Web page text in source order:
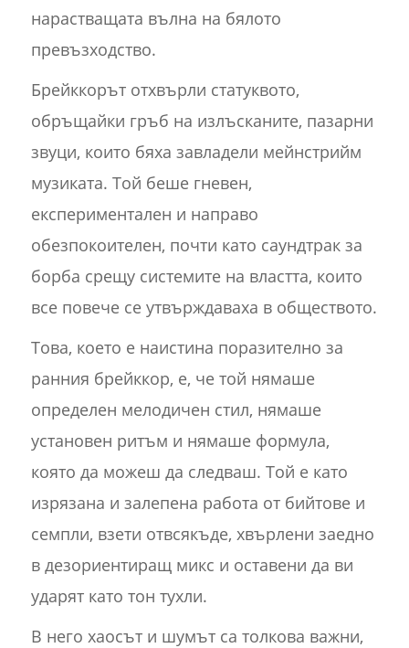
нарастващата вълна на бялото
превъзходство.
Брейккорът отхвърли статуквото,
обръщайки гръб на излъсканите, пазарни
звуци, които бяха завладели мейнстрийм
музиката. Той беше гневен,
експериментален и направо
обезпокоителен, почти като саундтрак за
борба срещу системите на властта, които
все повече се утвърждаваха в обществото.
Това, което е наистина поразително за
ранния брейккор, е, че той нямаше
определен мелодичен стил, нямаше
установен ритъм и нямаше формула,
която да можеш да следваш. Той е като
изрязана и залепена работа от бийтове и
семпли, взети отвсякъде, хвърлени заедно
в дезориентиращ микс и оставени да ви
ударят като тон тухли.
В него хаосът и шумът са толкова важни,